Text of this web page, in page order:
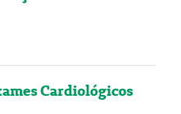
Cardiológicos